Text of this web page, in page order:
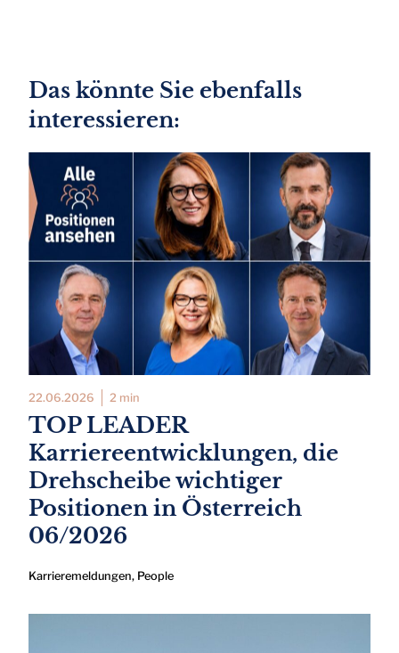
Das könnte Sie ebenfalls
interessieren:
22.06.2026 2 min
TOP LEADER
Karriereentwicklungen, die
Drehscheibe wichtiger
Positionen in Österreich
06/2026
Karrieremeldungen, People